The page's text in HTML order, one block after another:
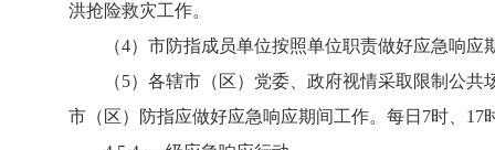
洪抢险救灾工作。
（4）市防指成员单位按照单位职责做好应急响应
（5）各辖市（区）党委、政府视情采取限制公共
市（区）防指应做好应急响应期间工作。每日7时、